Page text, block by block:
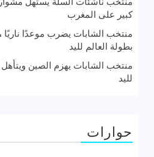
كبير على المغرب
منتخب الشابات يضرب موعدًا
بطولة العالم لليد
منتخب الشابات يهزم الصين
لليد
حوارات